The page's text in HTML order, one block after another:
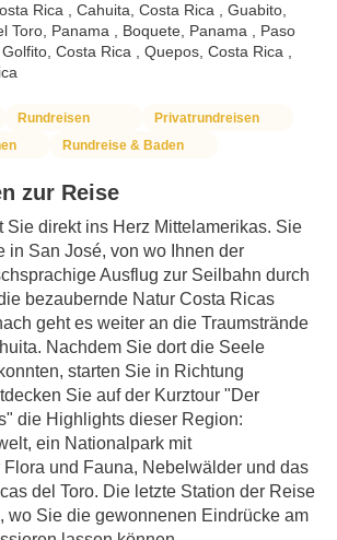
Rica , Cahuita, Costa Rica , Guabito,
Toro, Panama , Boquete, Panama , Paso
Costa Rica , Quepos, Costa Rica ,
Rundreisen
Privatrundreisen
Rundreise & Baden
zur Reise
Sie direkt ins Herz Mittelamerikas. Sie
in San José, von wo Ihnen der
Ausflug zur Seilbahn durch
bezaubernde Natur Costa Ricas
geht es weiter an die Traumstrände
Nachdem Sie dort die Seele
starten Sie in Richtung
Sie auf der Kurztour "Der
die Highlights dieser Region:
ein Nationalpark mit
Flora und Fauna, Nebelwälder und das
del Toro. Die letzte Station der Reise
wo Sie die gewonnenen Eindrücke am